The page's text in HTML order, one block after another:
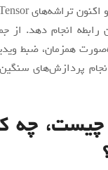
انجام دهد. از
همزمان، ضبط
پردازش‌های
چه